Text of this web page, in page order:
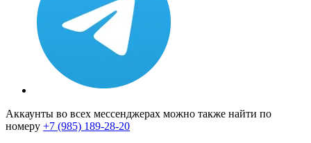
Аккаунты во всех мессенджерах можно также найти по
номеру +7 (985) 189-28-20